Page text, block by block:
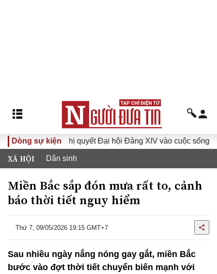
Dòng sự kiện
Đưa Nghị quyết Đại hội Đảng XIV vào cuộc sống
XÃ HỘI Dân sinh
Miền Bắc sắp đón mưa rất to, cảnh
báo thời tiết nguy hiểm
Thứ 7, 09/05/2026 19:15 GMT+7
Sau nhiều ngày nắng nóng gay gắt, miền Bắc
bước vào đợt thời tiết chuyển biến mạnh với